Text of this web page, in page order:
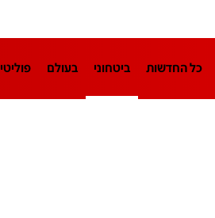
כל החדשות ביטחוני בעולם פוליטי